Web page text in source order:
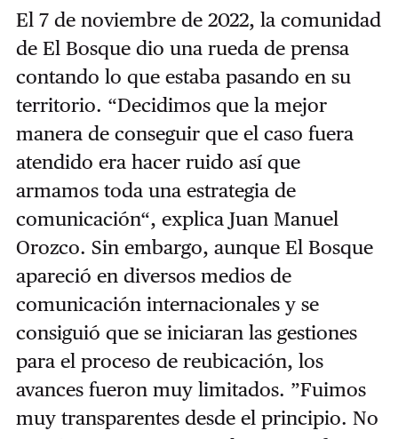
El 7 de noviembre de 2022, la comunidad
de El Bosque dio una rueda de prensa
contando lo que estaba pasando en su
territorio. “Decidimos que la mejor
manera de conseguir que el caso fuera
atendido era hacer ruido así que
armamos toda una estrategia de
comunicación“, explica Juan Manuel
Orozco. Sin embargo, aunque El Bosque
apareció en diversos medios de
comunicación internacionales y se
consiguió que se iniciaran las gestiones
para el proceso de reubicación, los
avances fueron muy limitados. ”Fuimos
muy transparentes desde el principio. No